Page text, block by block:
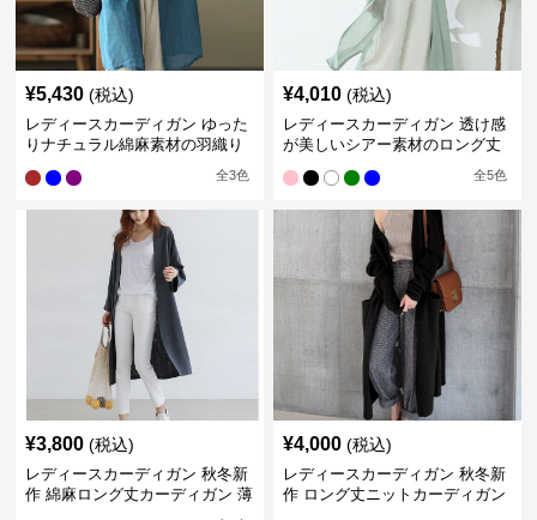
¥5,430 (税込)
レディースカーディガン ゆった
りナチュラル綿麻素材の羽織り
全3色
¥4,010 (税込)
レディースカーディガン 透け感
が美しいシアー素材のロング丈
全5色
¥3,800 (税込)
レディースカーディガン 秋冬新
作 綿麻ロング丈カーディガン 薄
¥4,000 (税込)
レディースカーディガン 秋冬新
作 ロング丈ニットカーディガン